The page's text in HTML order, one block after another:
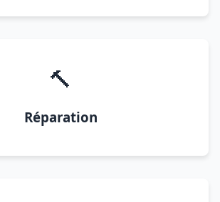
🔨
Réparation